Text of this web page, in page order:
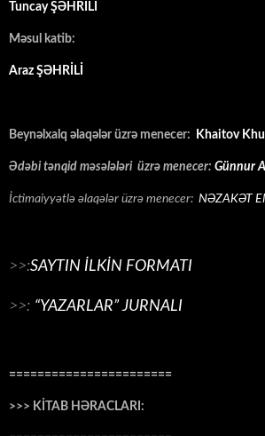
Tuncay ŞƏHRİLİ
Məsul katib:
Araz ŞƏHRİLİ
Beynəlxalq əlaqələr üzrə menecer: Khaitov
Ədəbi tənqid məsələləri üzrə menecer: Günnur
İctimaiyyətlə əlaqələr üzrə menecer: NƏZAKƏT
>>:SAYTIN İLKİN FORMATI
>>: “YAZARLAR” JURNALI
=======================
>>> KİTAB HƏRACLARI: